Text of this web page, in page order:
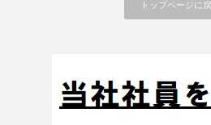
トップページに